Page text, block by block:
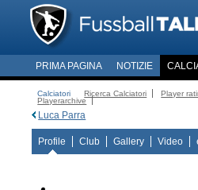
PRIMA PAGINA NOTIZIE
Calciatori Ricerca Calciatori Player
Playerarchive
Luca Parra
Profile Club Gallery Video